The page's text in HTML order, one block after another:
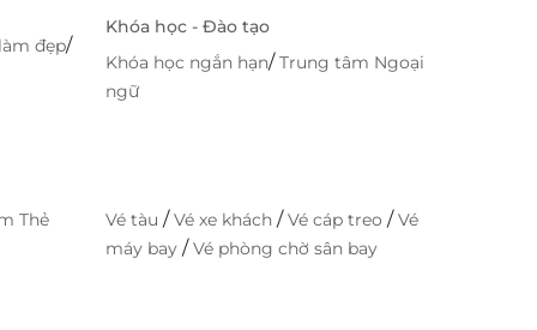
đẹp/
Khóa học - Đào tạo
Khóa học ngắn hạn/Trung tâm Ngoại
ngữ
Thẻ Vé tàu /Vé xe khách /Vé cáp treo /Vé
máy bay /Vé phòng chờ sân bay